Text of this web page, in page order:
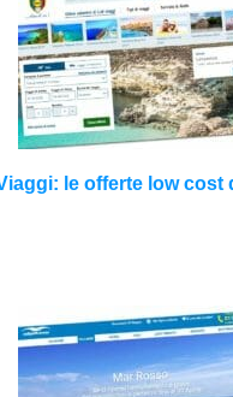
le offerte low cost